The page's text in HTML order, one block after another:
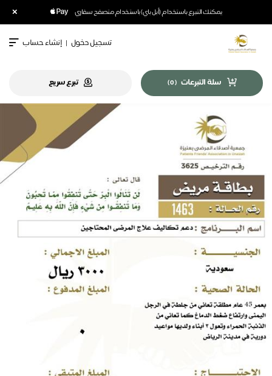
يمكنك التبرع باستخدام (أبل باي) باستخدام متصفح سفاري ×
تسجيل دخول | إنشاء حساب
سلة التبرعات (
0
) تبرع سريع